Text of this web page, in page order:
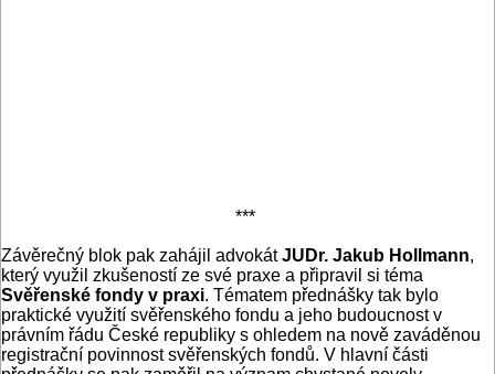
***
Závěrečný blok pak zahájil advokátJUDr. Jakub Hollmann,
který využil zkušeností ze své praxe a připravil si téma
Svěřenské fondy v praxi. Tématem přednášky tak bylo
praktické využití svěřenského fondu a jeho budoucnost v
právním řádu České republiky s ohledem na nově zaváděnou
registrační povinnost svěřenských fondů. V hlavní části